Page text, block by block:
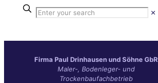
✕
Fir­ma Paul Drin­hau­sen und Söh­ne GbR
Maler‑, Boden­le­ger- und
Trockenbaufachbetrieb